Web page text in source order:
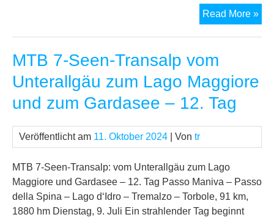
Read More »
MTB 7-Seen-Transalp vom
Unterallgäu zum Lago Maggiore
und zum Gardasee – 12. Tag
Veröffentlicht am 11. Oktober 2024 | Von tr
MTB 7-Seen-Transalp: vom Unterallgäu zum Lago
Maggiore und Gardasee – 12. Tag Passo Maniva – Passo
della Spina – Lago d‘Idro – Tremalzo – Torbole, 91 km,
1880 hm Dienstag, 9. Juli Ein strahlender Tag beginnt